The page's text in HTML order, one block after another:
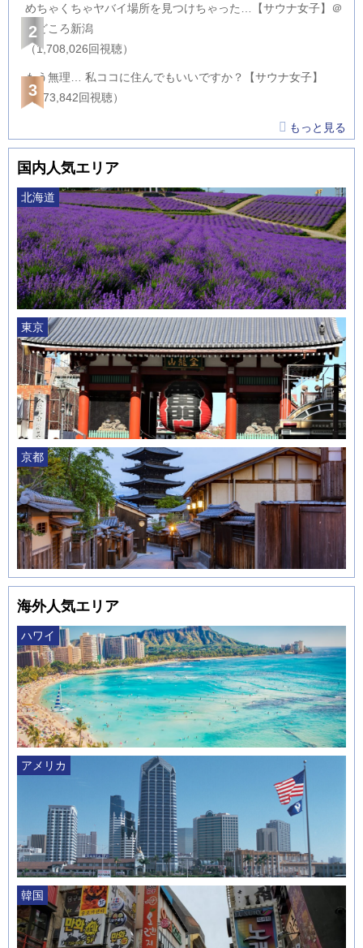
2
めちゃくちゃヤバイ場所を見つけちゃった…【サウナ女子】＠
サどころ新潟
（1,708,026回視聴）
3
もう無理… 私ココに住んでもいいですか？【サウナ女子】
（873,842回視聴）
もっと見る
国内人気エリア
北海道
東京
京都
海外人気エリア
ハワイ
アメリカ
韓国